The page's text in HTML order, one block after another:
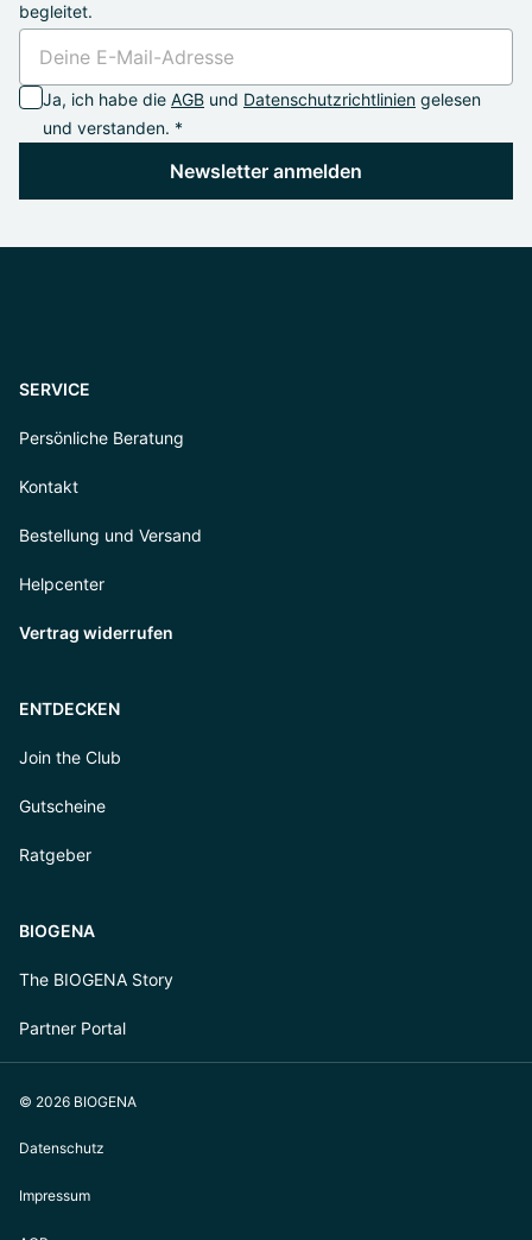
begleitet.
Ja, ich habe die AGB und Datenschutzrichtlinien gelesen
und verstanden. *
Newsletter anmelden
SERVICE
Persönliche Beratung
Kontakt
Bestellung und Versand
Helpcenter
Vertrag widerrufen
ENTDECKEN
Join the Club
Gutscheine
Ratgeber
BIOGENA
The BIOGENA Story
Partner Portal
© 2026 BIOGENA
Datenschutz
Impressum